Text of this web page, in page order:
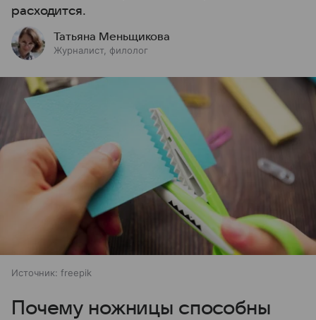
расходитcя.
Татьяна Меньщикова
Журналист, филолог
Источник: freepik
Почему ножницы способны